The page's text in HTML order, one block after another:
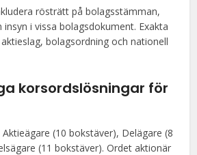
rösträtt på bolagsstämman,
i vissa bolagsdokument. Exakta
bolagsordning och nationell
korsordslösningar för
(10 bokstäver), Delägare (8
(11 bokstäver). Ordet aktionär